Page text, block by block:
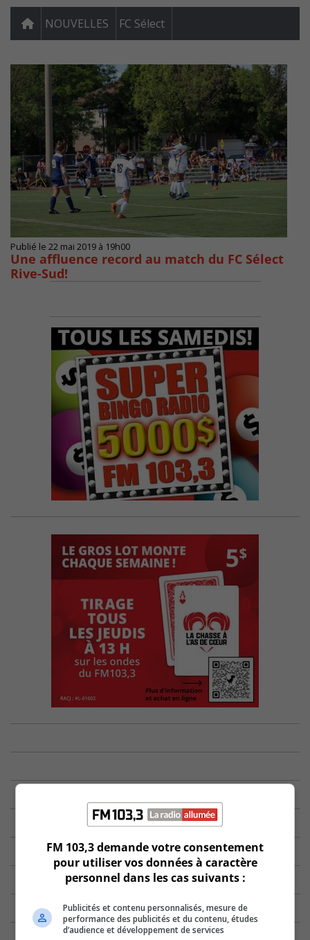
NOUVELLES FC Sélect
Publié le 22 mai 2019 à 19h00
Une affluence record au match du FC Sélect
Rive-Sud!
FM 103,3 demande votre consentement
pour utiliser vos données à caractère
personnel dans les cas suivants :
Publicités et contenu personnalisés, mesure de
performance des publicités et du contenu, études
d’audience et développement de services